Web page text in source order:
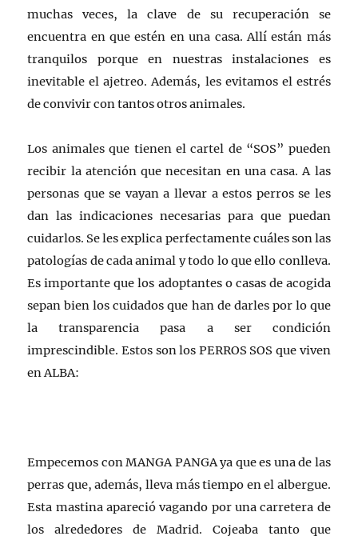
muchas veces, la clave de su recuperación se
encuentra en que estén en una casa. Allí están más
tranquilos porque en nuestras instalaciones es
inevitable el ajetreo. Además, les evitamos el estrés
de convivir con tantos otros animales.
Los animales que tienen el cartel de “SOS” pueden
recibir la atención que necesitan en una casa. A las
personas que se vayan a llevar a estos perros se les
dan las indicaciones necesarias para que puedan
cuidarlos. Se les explica perfectamente cuáles son las
patologías de cada animal y todo lo que ello conlleva.
Es importante que los adoptantes o casas de acogida
sepan bien los cuidados que han de darles por lo que
la transparencia pasa a ser condición
imprescindible. Estos son los PERROS SOS que viven
en ALBA:
Empecemos con MANGA PANGA ya que es una de las
perras que, además, lleva más tiempo en el albergue.
Esta mastina apareció vagando por una carretera de
los alrededores de Madrid. Cojeaba tanto que